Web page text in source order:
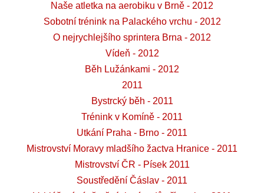
Naše atletka na aerobiku v Brně - 2012
Sobotní trénink na Palackého vrchu - 2012
O nejrychlejšího sprintera Brna - 2012
Vídeň - 2012
Běh Lužánkami - 2012
2011
Bystrcký běh - 2011
Trénink v Komíně - 2011
Utkání Praha - Brno - 2011
Mistrovství Moravy mladšího žactva Hranice - 2011
Mistrovství ČR - Písek 2011
Soustředění Čáslav - 2011